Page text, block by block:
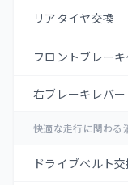
リアタイヤ交換
フロントブレー
右ブレーキレバ
快適な走行に関わる
ドライブベルト交